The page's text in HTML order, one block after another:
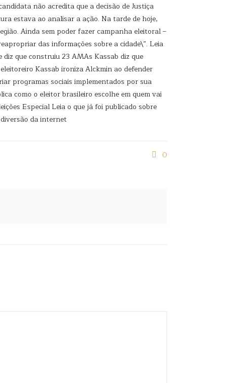
não acredita que a decisão de Justiça
estava ao analisar a ação. Na tarde de hoje,
Ainda sem poder fazer campanha eleitoral –
das informações sobre a cidade\”. Leia
que construiu 23 AMAs Kassab diz que
Kassab ironiza Alckmin ao defender
programas sociais implementados por sua
como o eleitor brasileiro escolhe em quem vai
Especial Leia o que já foi publicado sobre
da internet
0